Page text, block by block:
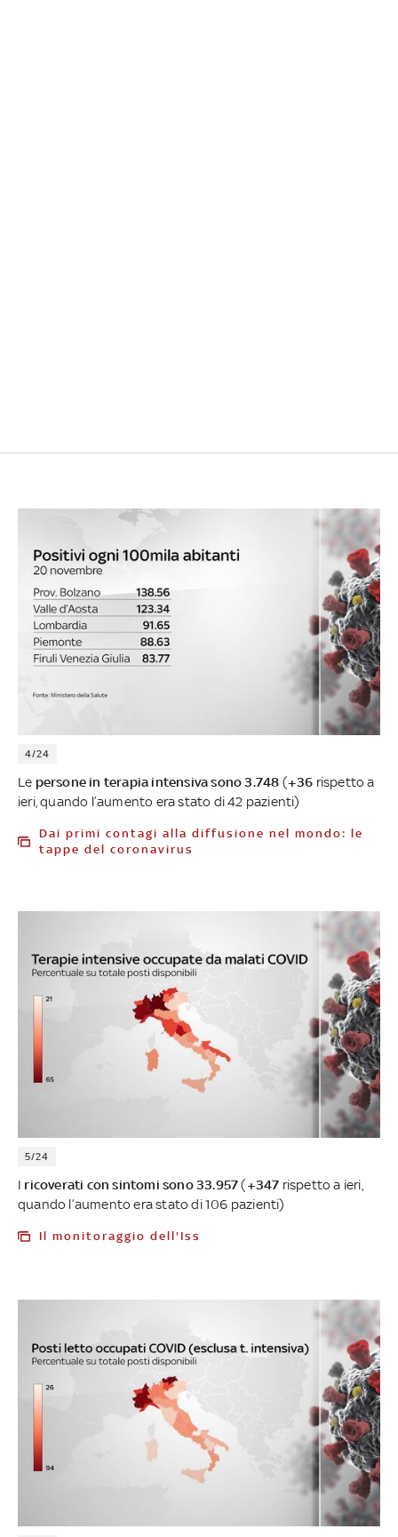
4/24
Le persone in terapia intensiva sono 3.748 (+36 rispetto a
ieri, quando l’aumento era stato di 42 pazienti)
Dai primi contagi alla diffusione nel mondo: le
tappe del coronavirus
5/24
I ricoverati con sintomi sono 33.957(+347 rispetto a ieri,
quando l’aumento era stato di 106 pazienti)
Il monitoraggio dell'Iss